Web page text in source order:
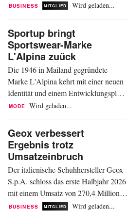
Milliarden Euro. Zu konstanten
tatsächlichen Wechselkursen von elf
Prozent. Organisch, also ohne den
Beitrag von Versace und zu konstanten
Kursen, betrug das Plus fünf...
BUSINESS MITGLIED Wird geladen...
Sportup bringt
Sportswear-Marke
L'Alpina zuück
Die 1946 in Mailand gegründete
Marke L'Alpina kehrt mit einer neuen
Identität und einem Entwicklungsplan
auf den Markt zurück. Geleitet wird
Bekleidungsunternehmen Sportup,
welches die Marke 2025 erworben hat,
um sie im Outdoor-Bereich und in der
zeitgenössischen Mode neu zu
positionieren. Das Projekt zielt...
MODE Wird geladen...
Geox verbessert
Ergebnis trotz
Umsatzeinbruch
Der italienische Schuhhersteller Geox
S.p.A. schloss das erste Halbjahr 2026
mit einem Umsatz von 270,4 Millionen
Euro ab, ein Rückgang von 11,4
BUSINESS MITGLIED Wird geladen...